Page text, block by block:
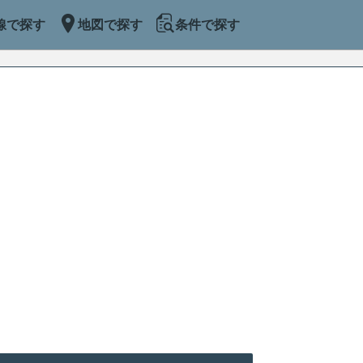
で探す 地図で探す 条件で探す